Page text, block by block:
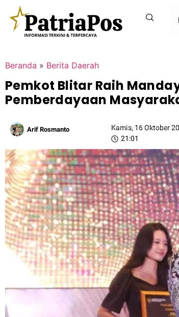
Beranda » Berita Daerah
Pemkot Blitar Raih
Pemberdayaan
Arif Rosmanto
Kamis, 16 Oktober
21:01